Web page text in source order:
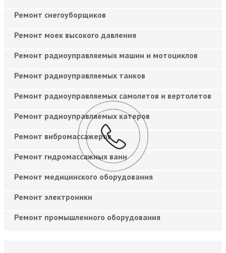
Ремонт снегоуборщиков
Ремонт моек высокого давления
Ремонт радиоуправляемых машин и мотоциклов
Ремонт радиоуправляемых танков
Ремонт радиоуправляемых самолетов и вертолетов
Ремонт радиоуправляемых катеров
Ремонт вибромассажеров
Ремонт гидромассажных ванн
Ремонт медицинского оборудования
Ремонт электроники
Ремонт промышленного оборудования